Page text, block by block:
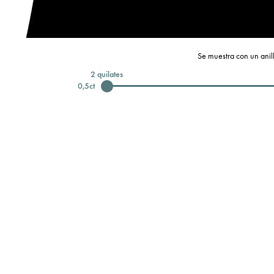
Se muestra con un
0,5ct
2 quilates